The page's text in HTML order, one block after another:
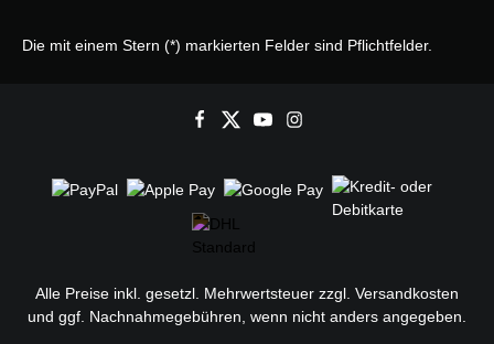
Die mit einem Stern (*) markierten Felder sind Pflichtfelder.
Alle Preise inkl. gesetzl. Mehrwertsteuer zzgl. Versandkosten
und ggf. Nachnahmegebühren, wenn nicht anders angegeben.